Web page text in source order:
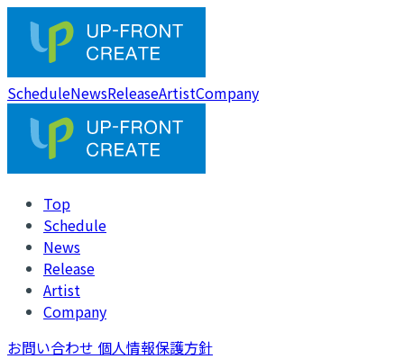
ScheduleNewsReleaseArtistCompany
Top
Schedule
News
Release
Artist
Company
お問い合わせ 個人情報保護方針